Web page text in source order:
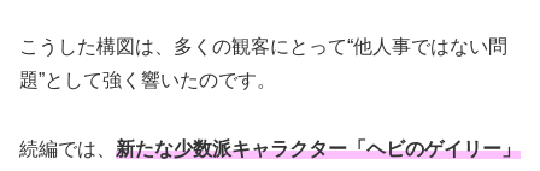
こうした構図は、多くの観客にとって“他人事ではない問
題”として強く響いたのです。
続編では、 新たな少数派キャラクター「ヘビのゲイリー」